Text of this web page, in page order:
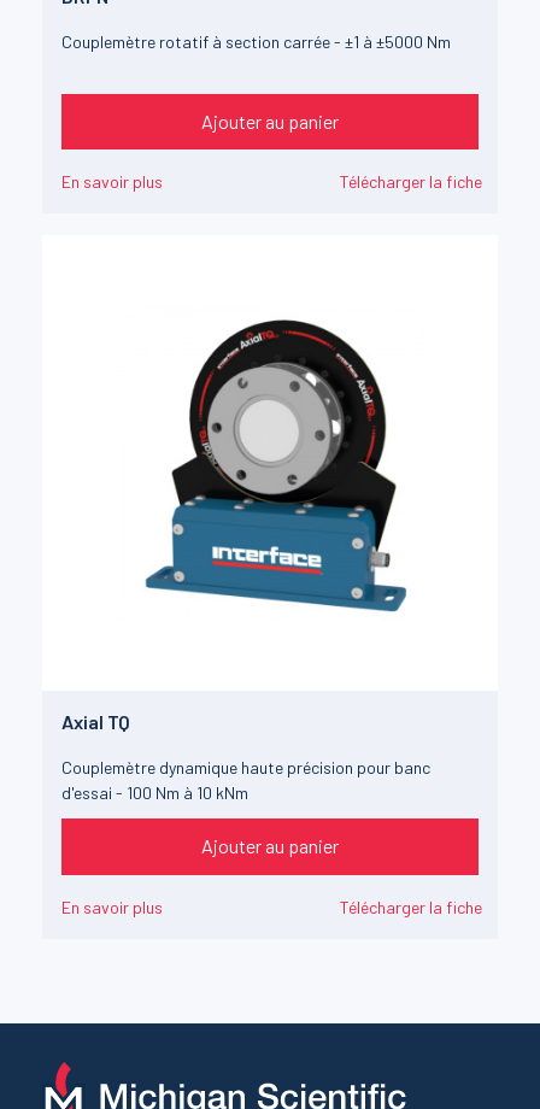
Couplemètre rotatif à section carrée - ±1 à ±5000 Nm
Ajouter au panier
En savoir plus Télécharger la fiche
Axial TQ
Couplemètre dynamique haute précision pour banc
d'essai - 100 Nm à 10 kNm
Ajouter au panier
En savoir plus Télécharger la fiche